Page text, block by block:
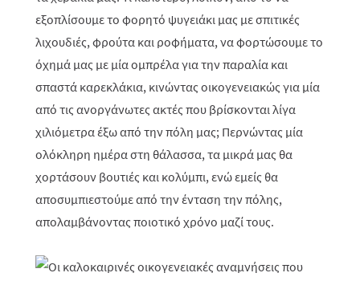
εξοπλίσουμε το φορητό ψυγειάκι μας με σπιτικές
λιχουδιές, φρούτα και ροφήματα, να φορτώσουμε το
όχημά μας με μία ομπρέλα για την παραλία και
σπαστά καρεκλάκια, κινώντας οικογενειακώς για μία
από τις ανοργάνωτες ακτές που βρίσκονται λίγα
χιλιόμετρα έξω από την πόλη μας; Περνώντας μία
ολόκληρη ημέρα στη θάλασσα, τα μικρά μας θα
χορτάσουν βουτιές και κολύμπι, ενώ εμείς θα
αποσυμπιεστούμε από την ένταση την πόλης,
απολαμβάνοντας ποιοτικό χρόνο μαζί τους.